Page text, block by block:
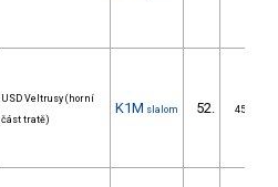
USD Veltrusy (horní
část tratě)
K1M slalom 52. 45/ZS